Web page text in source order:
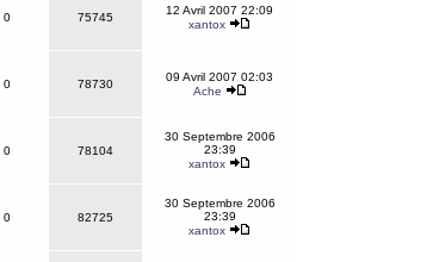
0 75745
12 Avril 2007 22:09
xantox
0 78730
09 Avril 2007 02:03
Ache
0 78104
30 Septembre 2006
23:39
xantox
0 82725
30 Septembre 2006
23:39
xantox